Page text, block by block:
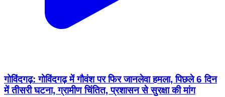
गोविंदगढ़: गोविंदगढ़ में गौवंश पर फिर जानलेवा हमला, पिछले 6 दिन
में तीसरी घटना, ग्रामीण चिंतित, प्रशासन से सुरक्षा की मांग